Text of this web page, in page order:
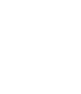
Monate. Er